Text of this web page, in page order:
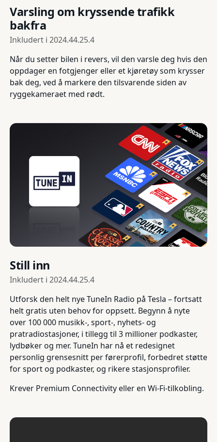
Varsling om kryssende trafikk
bakfra
Inkludert i 2024.44.25.4
Når du setter bilen i revers, vil den varsle deg hvis den
oppdager en fotgjenger eller et kjøretøy som krysser
bak deg, ved å markere den tilsvarende siden av
ryggekameraet med rødt.
Still inn
Inkludert i 2024.44.25.4
Utforsk den helt nye TuneIn Radio på Tesla – fortsatt
helt gratis uten behov for oppsett. Begynn å nyte
over 100 000 musikk-, sport-, nyhets- og
pratradiostasjoner, i tillegg til 3 millioner podkaster,
lydbøker og mer. TuneIn har nå et redesignet
personlig grensesnitt per førerprofil, forbedret støtte
for sport og podkaster, og rikere stasjonsprofiler.
Krever Premium Connectivity eller en Wi-Fi-tilkobling.